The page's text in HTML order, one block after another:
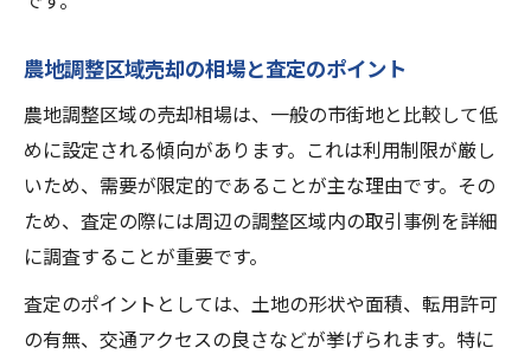
農地調整区域売却の相場と査定のポイント
農地調整区域の売却相場は、一般の市街地と比較して低
めに設定される傾向があります。これは利用制限が厳し
いため、需要が限定的であることが主な理由です。その
ため、査定の際には周辺の調整区域内の取引事例を詳細
に調査することが重要です。
査定のポイントとしては、土地の形状や面積、転用許可
の有無、交通アクセスの良さなどが挙げられます。特に